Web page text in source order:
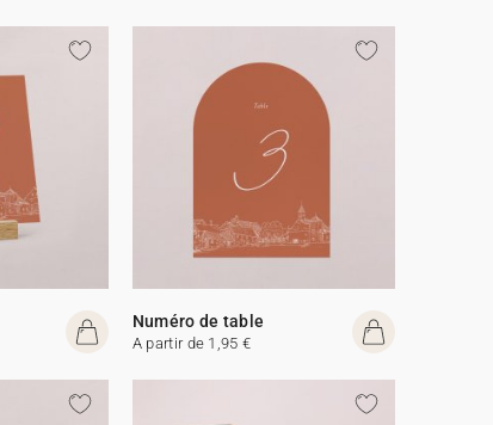
Numéro de table
A partir de 1,95 €